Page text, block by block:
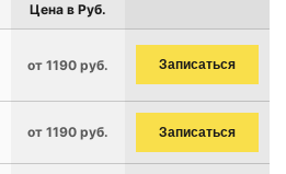
Цена в Руб.
от 1190 руб. Записаться
от 1190 руб. Записаться